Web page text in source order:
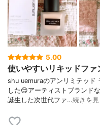
5.00
使いやすいリキッドファ
shu uemuraのアンリミテッド
した😊アーティストブランド
誕生した次世代ファ…続きを見